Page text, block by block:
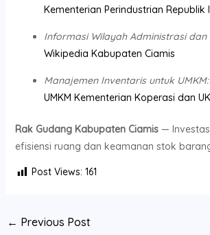
Kementerian Perindustrian Republik
Informasi Wilayah Administrasi dan
Wikipedia Kabupaten Ciamis
Manajemen Inventaris untuk UMKM:
UMKM Kementerian Koperasi dan
Rak Gudang Kabupaten Ciamis—
efisiensi ruang dan keamanan stok
Post Views: 161
← Previous Post